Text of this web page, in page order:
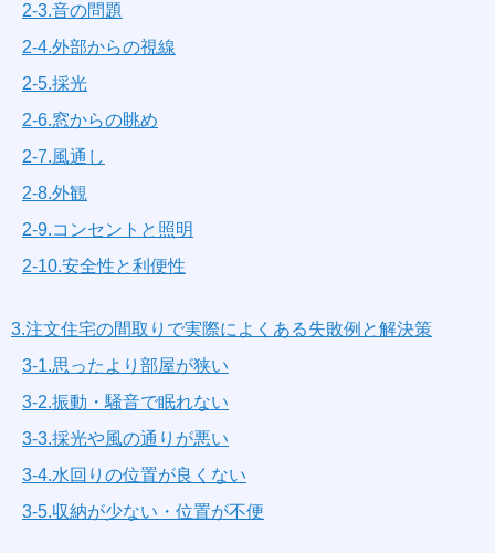
2-3.音の問題
2-4.外部からの視線
2-5.採光
2-6.窓からの眺め
2-7.風通し
2-8.外観
2-9.コンセントと照明
2-10.安全性と利便性
3.注文住宅の間取りで実際によくある失敗例と解決策
3-1.思ったより部屋が狭い
3-2.振動・騒音で眠れない
3-3.採光や風の通りが悪い
3-4.水回りの位置が良くない
3-5.収納が少ない・位置が不便